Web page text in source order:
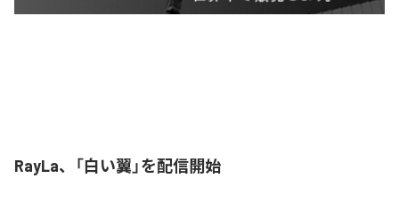
RayLa、「白い翼」を配信開始